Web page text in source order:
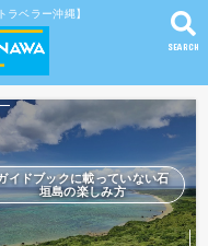
ラベラー沖縄】
SEARCH
イドブックに載っていない石
垣島の楽しみ方